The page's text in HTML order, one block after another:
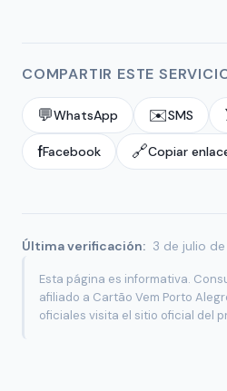
COMPARTIR ESTE
💬WhatsApp ✉️SMS
fFacebook 🔗Copiar
Última verificación: 3 de julio
Esta página es informativa.
afiliado a Cartão Vem Porto
oficiales visita el sitio oficial del